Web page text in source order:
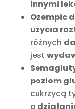
innymi
Ozempic
użycia
różnych
jest
poziom
cukrzycą
o